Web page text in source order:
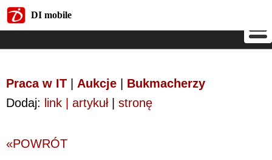
DI mobile
Praca w IT Aukcje
Bukmacherzy
Dodaj: link | artykuł| stronę
«POWRÓT
DI mobile